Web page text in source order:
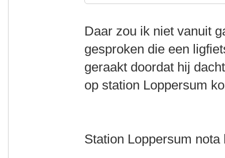
Daar zou ik niet vanuit
gesproken die een
geraakt doordat hij
op station Loppersum
Station Loppersum nota